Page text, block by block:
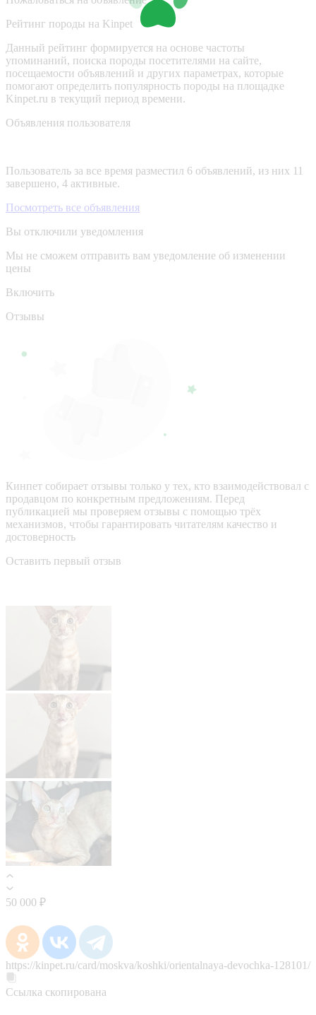
Рейтинг породы на Kinpet
Данный рейтинг формируется на основе частоты
упоминаний, поиска породы посетителями на сайте,
посещаемости объявлений и других параметрах, которые
помогают определить популярность породы на площадке
Kinpet.ru в текущий период времени.
Объявления пользователя
Пользователь за все время разместил 6 объявлений, из них 11
завершено, 4 активные.
Посмотреть все объявления
Вы отключили уведомления
Мы не сможем отправить вам уведомление об изменении
цены
Включить
Отзывы
Кинпет собирает отзывы только у тех, кто взаимодействовал с
продавцом по конкретным предложениям. Перед
публикацией мы проверяем отзывы с помощью трёх
механизмов, чтобы гарантировать читателям качество и
достоверность
Оставить первый отзыв
50 000 ₽
https://kinpet.ru/card/moskva/koshki/orientalnaya-devochka-128101/
Ссылка скопирована